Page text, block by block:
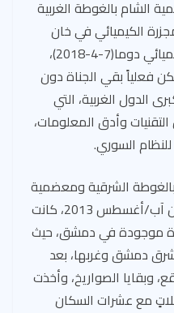
الشام بالغوطة الغربية
21-8-2013)، ومجزرة الكيميائي في خان
شيخون(4-4-2017)، ومجزرة كيميائي دوما(7-4-2018)،
فعلياً بقي الجناة دون
الدول الغربية، التي
وأدق المعلومات،
السوري.
بالغوطة الشرقية ومعضمية
الشام، يوم الواحد والعشرين من آب/أغسطس 2013، كانت
موجودة في دمشق، حيث
دمشق وغربها، بعد
وبقايا الصواريخ، وأخذت
مع عشرات السكان